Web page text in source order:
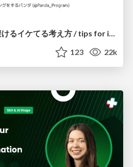
個人開発の失敗を避けるイケてる考え方 / tips for indie hackers
123 22k